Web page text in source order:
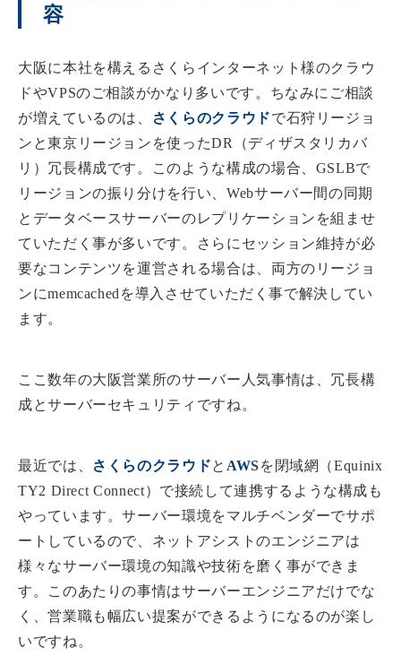
容
大阪に本社を構えるさくらインターネット様のクラウ
ドやVPSのご相談がかなり多いです。ちなみにご相談
が増えているのは、
さくらのクラウドで石狩リージョ
ンと東京リージョンを使ったDR（ディザスタリカバ
リ）冗長構成です。このような構成の場合、GSLBで
リージョンの振り分けを行い、Webサーバー間の同期
とデータベースサーバーのレプリケーションを組ませ
ていただく事が多いです。さらにセッション維持が必
要なコンテンツを運営される場合は、両方のリージョ
ンにmemcachedを導入させていただく事で解決してい
ます。
ここ数年の大阪営業所のサーバー人気事情は、冗長構
成とサーバーセキュリティですね。
最近では、 さくらのクラウドと AWSを閉域網（Equinix
TY2 Direct Connect）で接続して連携するような構成も
やっています。サーバー環境をマルチベンダーでサポ
ートしているので、ネットアシストのエンジニアは
様々なサーバー環境の知識や技術を磨く事ができま
す。このあたりの事情はサーバーエンジニアだけでな
く、営業職も幅広い提案ができるようになるのが楽し
いですね。